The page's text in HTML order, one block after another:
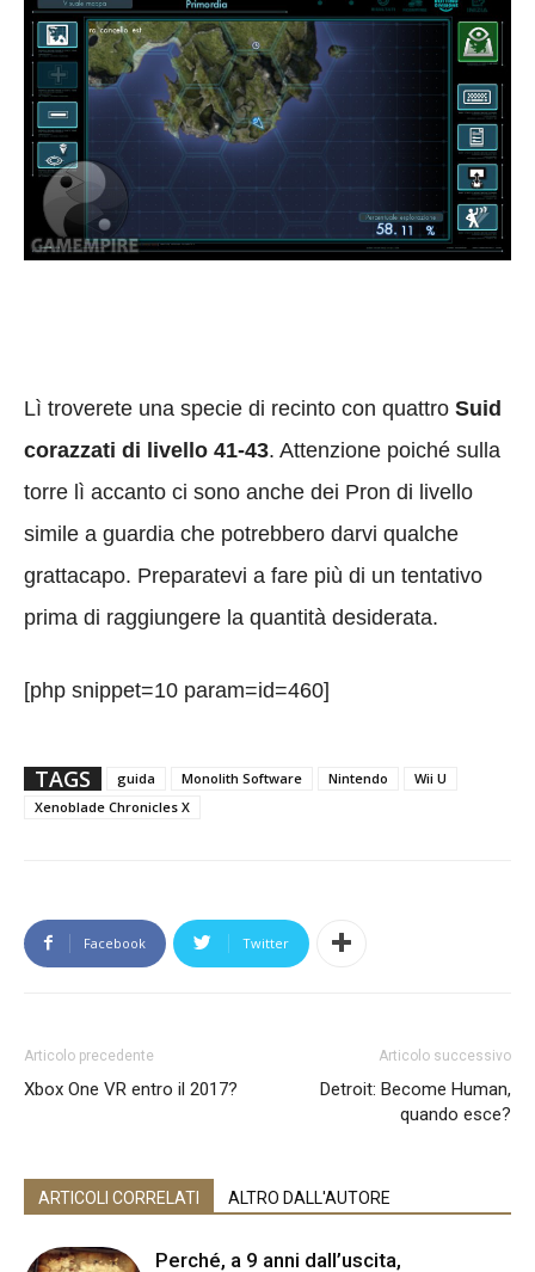
Lì troverete una specie di recinto con quattro Suid
corazzati di livello 41-43. Attenzione poiché sulla
torre lì accanto ci sono anche dei Pron di livello
simile a guardia che potrebbero darvi qualche
grattacapo. Preparatevi a fare più di un tentativo
prima di raggiungere la quantità desiderata.
[php snippet=10 param=id=460]
TAGS guida Monolith Software Nintendo
Wii U
Xenoblade Chronicles X
Facebook Twitter
Articolo precedente
Xbox One VR entro il 2017?
Articolo successivo
Detroit: Become Human,
quando esce?
ARTICOLI CORRELATI ALTRO DALL'AUTORE
Perché, a 9 anni dall’uscita,